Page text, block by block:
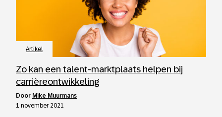
Artikel
Zo kan een talent-marktplaats helpen bij
carrièreontwikkeling
door Mike Muurmans
1 november 2021